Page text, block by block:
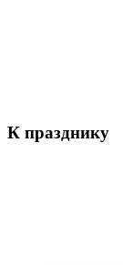
К празднику